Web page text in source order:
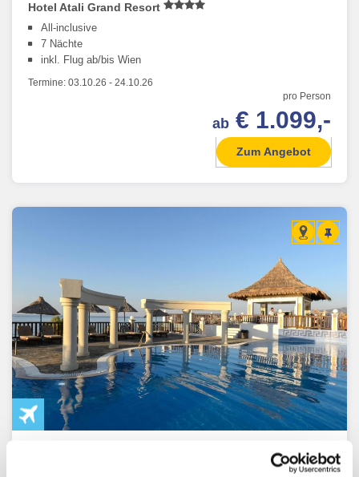
Hotel Atali Grand Resort
All-inclusive
7 Nächte
inkl. Flug ab/bis Wien
Termine: 03.10.26 - 24.10.26
pro Person
ab € 1.099,-
Zum Angebot
Griechenland